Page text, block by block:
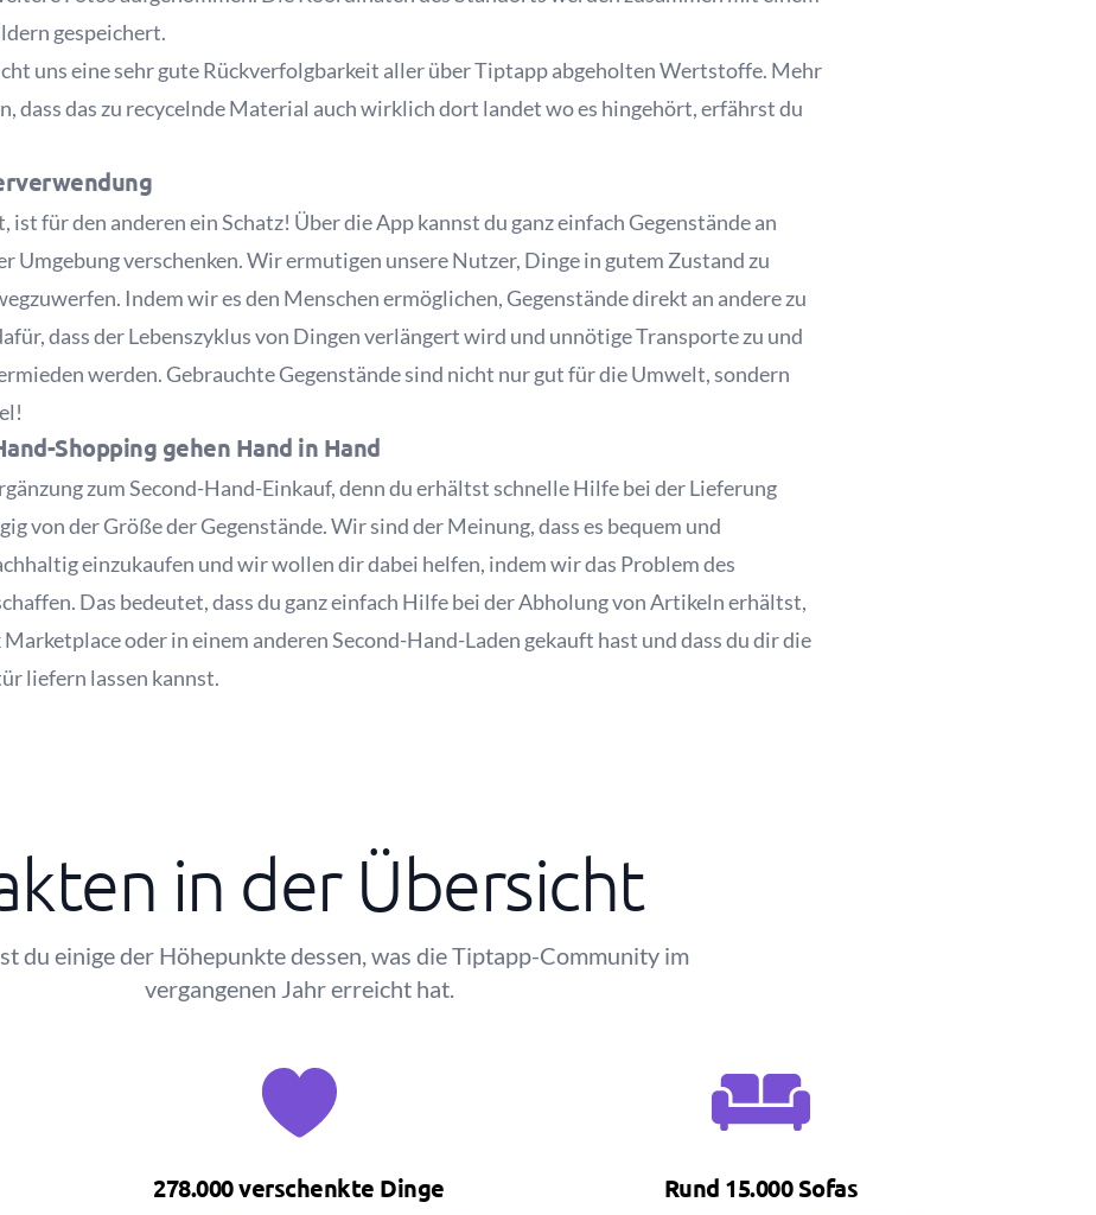
gespeichert.
uns eine sehr gute Rückverfolgbarkeit aller über Tiptapp abgeholten Wertstoffe. Mehr
dass das zu recycelnde Material auch wirklich dort landet wo es hingehört, erfährst du
ist für den anderen ein Schatz! Über die App kannst du ganz einfach Gegenstände an
Umgebung verschenken. Wir ermutigen unsere Nutzer, Dinge in gutem Zustand zu
Indem wir es den Menschen ermöglichen, Gegenstände direkt an andere zu
dass der Lebenszyklus von Dingen verlängert wird und unnötige Transporte zu und
werden. Gebrauchte Gegenstände sind nicht nur gut für die Umwelt, sondern
Shopping gehen Hand in Hand
zum Second-Hand-Einkauf, denn du erhältst schnelle Hilfe bei der Lieferung
von der Größe der Gegenstände. Wir sind der Meinung, dass es bequem und
einzukaufen und wir wollen dir dabei helfen, indem wir das Problem des
Das bedeutet, dass du ganz einfach Hilfe bei der Abholung von Artikeln erhältst,
Marketplace oder in einem anderen Second-Hand-Laden gekauft hast und dass du dir die
liefern lassen kannst.
in der Übersicht
du einige der Höhepunkte dessen, was die Tiptapp-Community im
vergangenen Jahr erreicht hat.
278.000 verschenkte Dinge Rund 15.000 Sofas